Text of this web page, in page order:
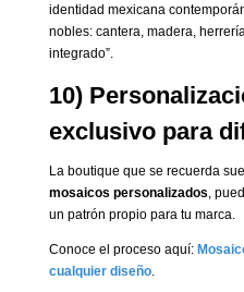
identidad mexicana
nobles: cantera, madera,
integrado”.
10)
exclusivo para
La boutique que se recuerda
mosaicos personalizados ,
un patrón propio para tu marca.
Conoce el proceso aquí:
cualquier diseño.